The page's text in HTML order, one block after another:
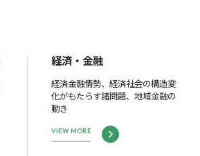
経済・金融
経済金融情勢、経済社会の構造変
化がもたらす諸問題、地域金融の
動き
VIEW MORE